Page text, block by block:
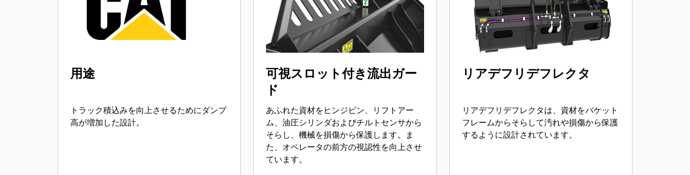
用途
トラック積込みを向上させるためにダンプ
高が増加した設計。
可視スロット付き流出ガー
ド
あふれた資材をヒンジピン、リフトアー
ム、油圧シリンダおよびチルトセンサから
そらし、機械を損傷から保護します。ま
た、オペレータの前方の視認性を向上させ
ています。
リアデフリデフレクタ
リアデフリデフレクタは、資材をバケット
フレームからそらして汚れや損傷から保護
するように設計されています。